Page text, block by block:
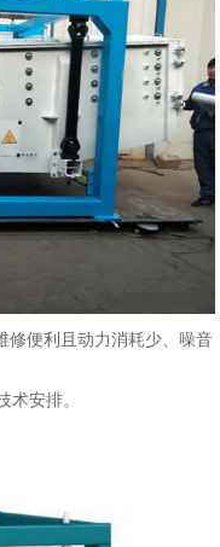
修便利且动力消耗少、噪音
术安排。